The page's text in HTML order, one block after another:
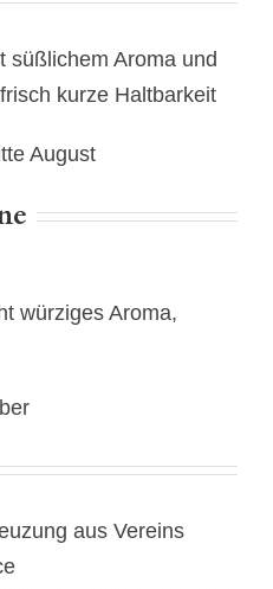
süßlichem Aroma und
kurze Haltbarkeit
August
würziges Aroma,
aus Vereins